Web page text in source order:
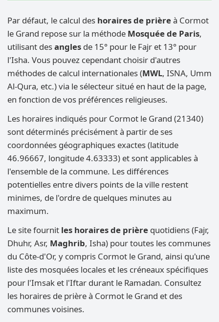
Par défaut, le calcul des horaires de prièreà Cormot
le Grand repose sur la méthode Mosquée de Paris,
utilisant desangles de 15° pour le Fajr et 13° pour
l'Isha. Vous pouvez cependant choisir d'autres
méthodes de calcul internationales (MWL, ISNA, Umm
Al-Qura, etc.) via le sélecteur situé en haut de la page,
en fonction de vos préférences religieuses.
Les horaires indiqués pour Cormot le Grand (21340)
sont déterminés précisément à partir de ses
coordonnées géographiques exactes (latitude
46.96667, longitude 4.63333) et sont applicables à
l'ensemble de la commune. Les différences
potentielles entre divers points de la ville restent
minimes, de l'ordre de quelques minutes au
maximum.
Le site fournit les horaires de prière quotidiens (Fajr,
Dhuhr, Asr, Maghrib, Isha) pour toutes les communes
du Côte-d'Or, y compris Cormot le Grand, ainsi qu'une
liste des mosquées locales et les créneaux spécifiques
pour l'Imsak et l'Iftar durant le Ramadan. Consultez
les horaires de prière à Cormot le Grand et des
communes voisines.